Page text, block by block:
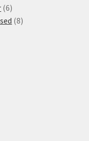
produkty
66
produktů
88